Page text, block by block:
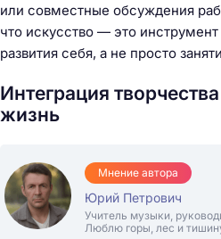
или совместные обсуждения
что искусство — это
развития себя, а не просто
Интеграция
жизнь
Мнение автора
Юрий Петрович
Учитель музыки,
Люблю горы, лес и